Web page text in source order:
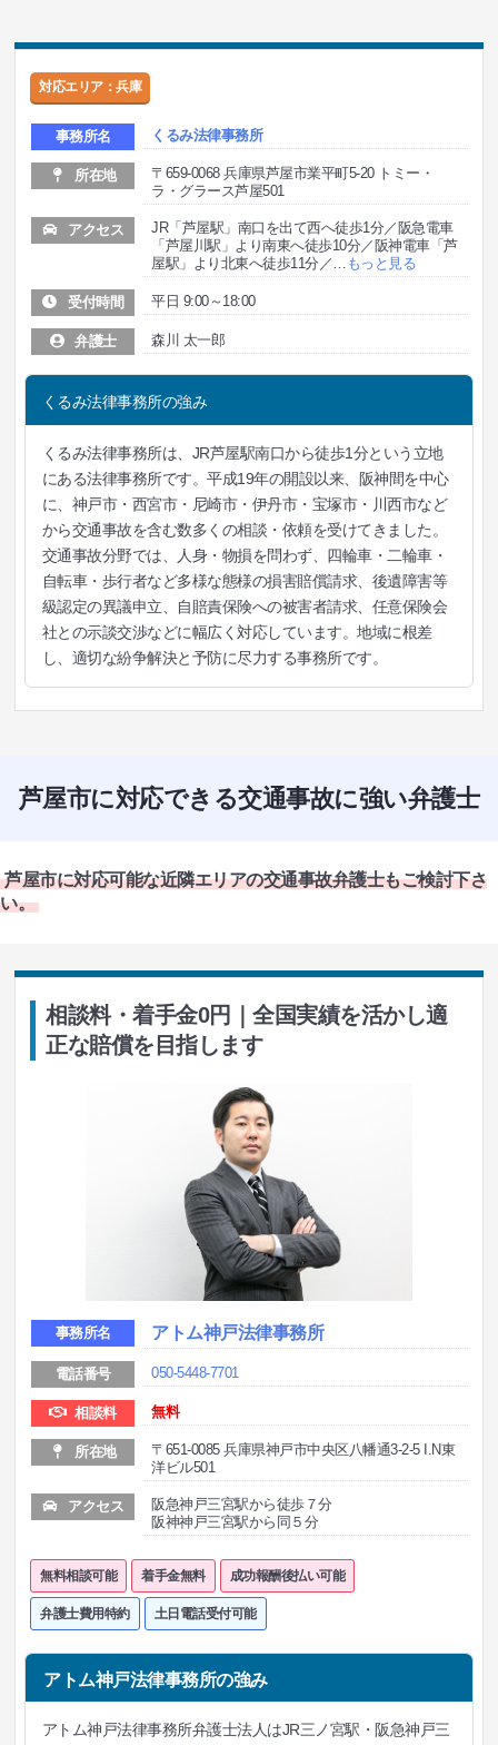
対応エリア：兵庫
事務所名 くるみ法律事務所
所在地
〒659-0068 兵庫県芦屋市業平町5-20 トミー・
ラ・グラース芦屋501
アクセス
JR「芦屋駅」南口を出て西へ徒歩1分／阪急電車
「芦屋川駅」より南東へ徒歩10分／阪神電車「芦
屋駅」より北東へ徒歩11分／… もっと見る
受付時間 平日 9:00～18:00
弁護士 森川 太一郎
くるみ法律事務所の強み
くるみ法律事務所は、JR芦屋駅南口から徒歩1分という立地
にある法律事務所です。平成19年の開設以来、阪神間を中心
に、神戸市・西宮市・尼崎市・伊丹市・宝塚市・川西市など
から交通事故を含む数多くの相談・依頼を受けてきました。
交通事故分野では、人身・物損を問わず、四輪車・二輪車・
自転車・歩行者など多様な態様の損害賠償請求、後遺障害等
級認定の異議申立、自賠責保険への被害者請求、任意保険会
社との示談交渉などに幅広く対応しています。地域に根差
し、適切な紛争解決と予防に尽力する事務所です。
芦屋市に対応できる交通事故に強い弁護士
芦屋市に対応可能な近隣エリアの交通事故弁護士もご検討下さ
い。
相談料・着手金0円｜全国実績を活かし適
正な賠償を目指します
事務所名 アトム神戸法律事務所
電話番号 050-5448-7701
相談料 無料
所在地
〒651-0085 兵庫県神戸市中央区八幡通3-2-5 I.N東
洋ビル501
アクセス
阪急神戸三宮駅から徒歩７分
阪神神戸三宮駅から同５分
無料相談可能 着手金無料 成功報酬後払い可能
弁護士費用特約 土日電話受付可能
アトム神戸法律事務所の強み
アトム神戸法律事務所弁護士法人はJR三ノ宮駅・阪急神戸三